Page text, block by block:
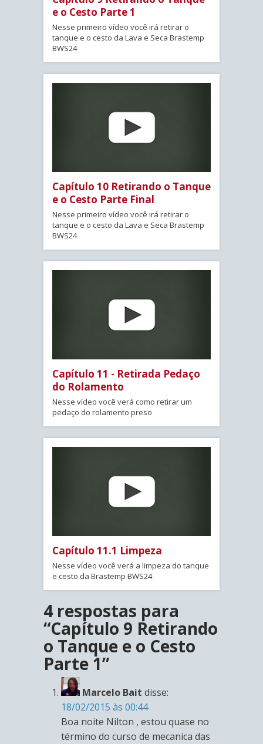
e o Cesto Parte 1
Nesse primeiro vídeo você irá retirar o
tanque e o cesto da Lava e Seca Brastemp
BWS24
Capítulo 10 Retirando o Tanque
e o Cesto Parte Final
Nesse primeiro vídeo você irá retirar o
tanque e o cesto da Lava e Seca Brastemp
BWS24
Capítulo 11 - Retirada Pedaço
do Rolamento
Nesse vídeo você verá como retirar um
pedaço do rolamento preso
Capítulo 11.1 Limpeza
Nesse vídeo você verá a limpeza do tanque
e cesto da Brastemp BWS24
4 respostas para
“Capítulo 9 Retirando
o Tanque e o Cesto
Parte 1”
Marcelo Bait disse:
18/02/2015 às 00:44
Boa noite Nilton , estou quase no
término do curso de mecanica das